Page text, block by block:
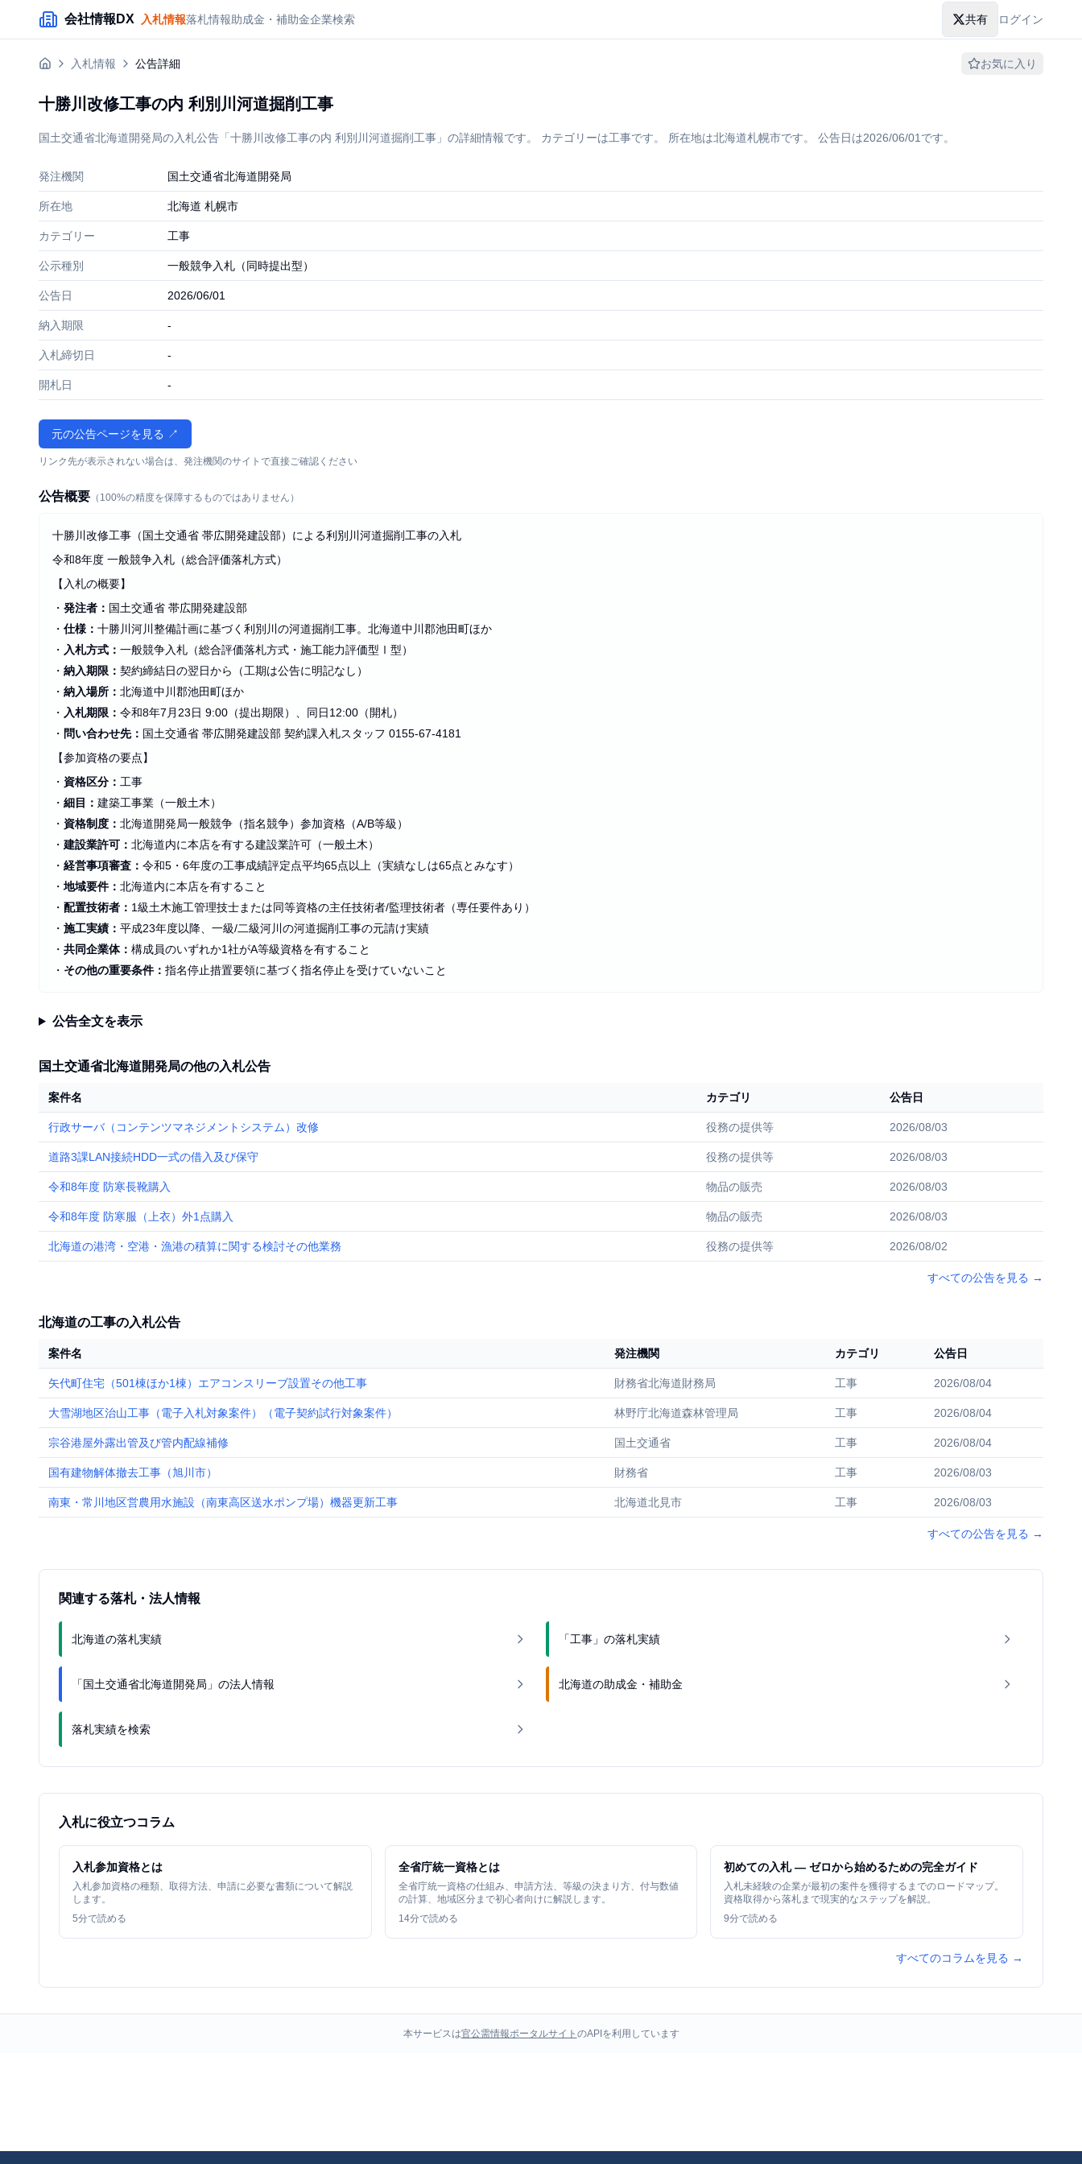
メインコンテンツにスキップ
会社情報DX 入札情報落札情報助成金・補助金企業検索 共有 ログイン
入札情報 公告詳細 お気に入り
十勝川改修工事の内 利別川河道掘削工事
国土交通省北海道開発局の入札公告「十勝川改修工事の内 利別川河道掘削工事」の詳細情報です。 カテゴリーは工事です。 所在地は北海道札幌市です。 公告日は2026/06/01です。
発注機関 国土交通省北海道開発局
所在地 北海道 札幌市
カテゴリー 工事
公示種別 一般競争入札（同時提出型）
公告日 2026/06/01
納入期限 -
入札締切日 -
開札日 -
元の公告ページを見る ↗
リンク先が表示されない場合は、発注機関のサイトで直接ご確認ください
公告概要 （100%の精度を保障するものではありません）
十勝川改修工事（国土交通省 帯広開発建設部）による利別川河道掘削工事の入札
令和8年度 一般競争入札（総合評価落札方式）
【入札の概要】
・ 発注者： 国土交通省 帯広開発建設部
・ 仕様： 十勝川河川整備計画に基づく利別川の河道掘削工事。北海道中川郡池田町ほか
・ 入札方式： 一般競争入札（総合評価落札方式・施工能力評価型Ⅰ型）
・ 納入期限： 契約締結日の翌日から（工期は公告に明記なし）
・ 納入場所： 北海道中川郡池田町ほか
・ 入札期限： 令和8年7月23日 9:00（提出期限）、同日12:00（開札）
・ 問い合わせ先： 国土交通省 帯広開発建設部 契約課入札スタッフ 0155-67-4181
【参加資格の要点】
・ 資格区分： 工事
・ 細目： 建築工事業（一般土木）
・ 資格制度： 北海道開発局一般競争（指名競争）参加資格（A/B等級）
・ 建設業許可： 北海道内に本店を有する建設業許可（一般土木）
・ 経営事項審査： 令和5・6年度の工事成績評定点平均65点以上（実績なしは65点とみなす）
・ 地域要件： 北海道内に本店を有すること
・ 配置技術者： 1級土木施工管理技士または同等資格の主任技術者/監理技術者（専任要件あり）
・ 施工実績： 平成23年度以降、一級/二級河川の河道掘削工事の元請け実績
・ 共同企業体： 構成員のいずれか1社がA等級資格を有すること
・ その他の重要条件： 指名停止措置要領に基づく指名停止を受けていないこと
公告全文を表示
国土交通省北海道開発局の他の入札公告
案件名 カテゴリ 公告日
行政サーバ（コンテンツマネジメントシステム）改修 役務の提供等 2026/08/03
道路3課LAN接続HDD一式の借入及び保守 役務の提供等 2026/08/03
令和8年度 防寒長靴購入 物品の販売 2026/08/03
令和8年度 防寒服（上衣）外1点購入 物品の販売 2026/08/03
北海道の港湾・空港・漁港の積算に関する検討その他業務 役務の提供等 2026/08/02
すべての公告を見る →
北海道の工事の入札公告
案件名 発注機関 カテゴリ 公告日
矢代町住宅（501棟ほか1棟）エアコンスリーブ設置その他工事 財務省北海道財務局 工事 2026/08/04
大雪湖地区治山工事（電子入札対象案件）（電子契約試行対象案件） 林野庁北海道森林管理局 工事 2026/08/04
宗谷港屋外露出管及び管内配線補修 国土交通省 工事 2026/08/04
国有建物解体撤去工事（旭川市） 財務省 工事 2026/08/03
南東・常川地区営農用水施設（南東高区送水ポンプ場）機器更新工事 北海道北見市 工事 2026/08/03
すべての公告を見る →
関連する落札・法人情報
北海道の落札実績 「工事」の落札実績
「国土交通省北海道開発局」の法人情報 北海道の助成金・補助金
落札実績を検索
入札に役立つコラム
入札参加資格とは
入札参加資格の種類、取得方法、申請に必要な書類について解説
します。
5分で読める
全省庁統一資格とは
全省庁統一資格の仕組み、申請方法、等級の決まり方、付与数値
の計算、地域区分まで初心者向けに解説します。
14分で読める
初めての入札 — ゼロから始めるための完全ガイド
入札未経験の企業が最初の案件を獲得するまでのロードマップ。
資格取得から落札まで現実的なステップを解説。
9分で読める
すべてのコラムを見る →
本サービスは官公需情報ポータルサイト のAPIを利用しています